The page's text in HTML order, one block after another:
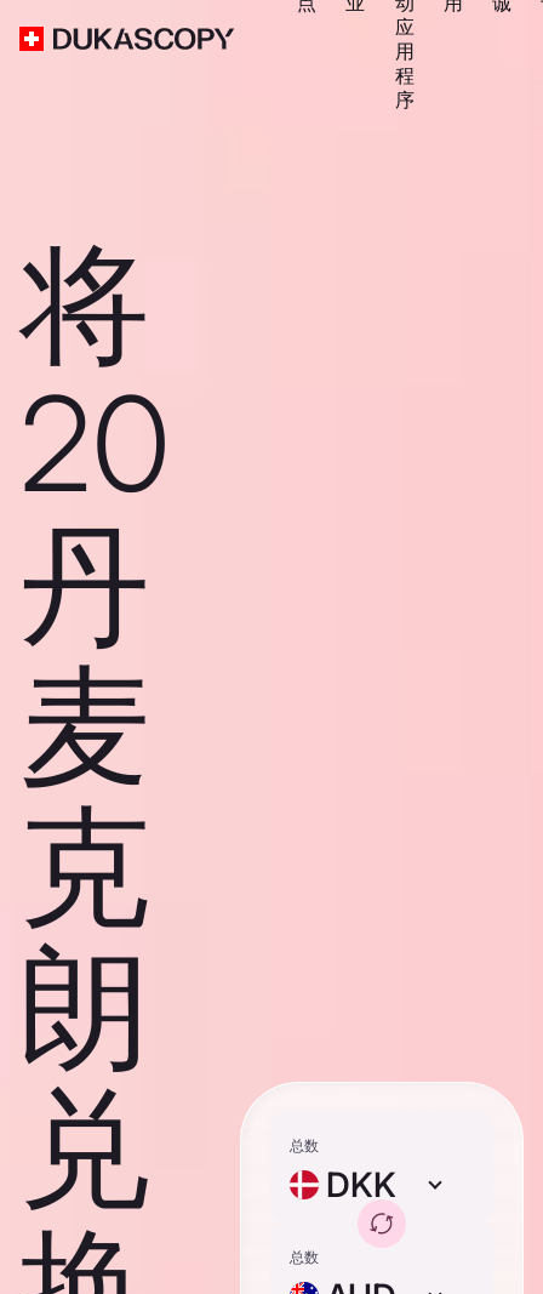
应
用
程
序
将
20
丹
麦
克
朗
兑
总数
DKK
总数